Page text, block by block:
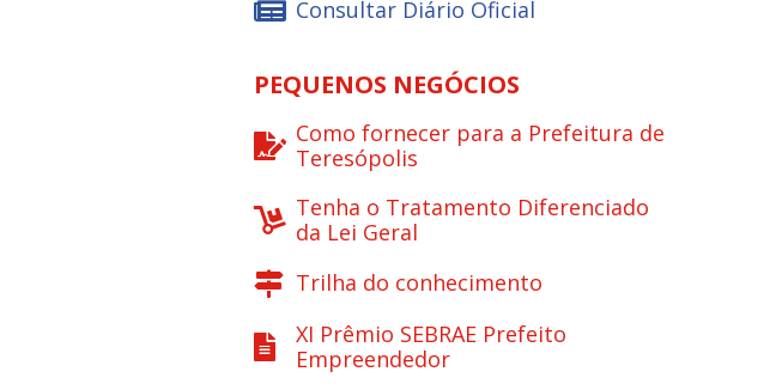
Consultar Diário Oficial
PEQUENOS NEGÓCIOS
Como fornecer para a Prefeitura de
Teresópolis
Tenha o Tratamento Diferenciado
da Lei Geral
Trilha do conhecimento
XI Prêmio SEBRAE Prefeito
Empreendedor